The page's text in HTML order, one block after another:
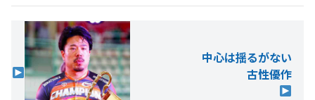
中心は揺るがない
古性優作